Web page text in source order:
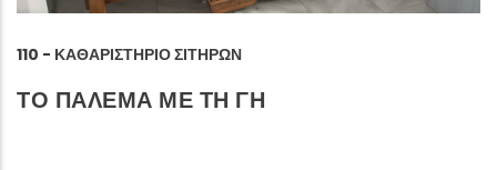
110 - ΚΑΘΑΡΙΣΤΉΡΙΟ ΣΙΤΗΡΏΝ
ΤΟ ΠΑΛΕΜΑ ΜΕ ΤΗ ΓΗ